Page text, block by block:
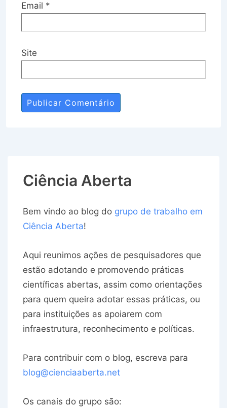
Email *
Site
Ciência Aberta
Bem vindo ao blog do grupo de trabalho em
Ciência Aberta!
Aqui reunimos ações de pesquisadores que
estão adotando e promovendo práticas
científicas abertas, assim como orientações
para quem queira adotar essas práticas, ou
para instituições as apoiarem com
infraestrutura, reconhecimento e políticas.
Para contribuir com o blog, escreva para
blog@cienciaaberta.net
Os canais do grupo são: